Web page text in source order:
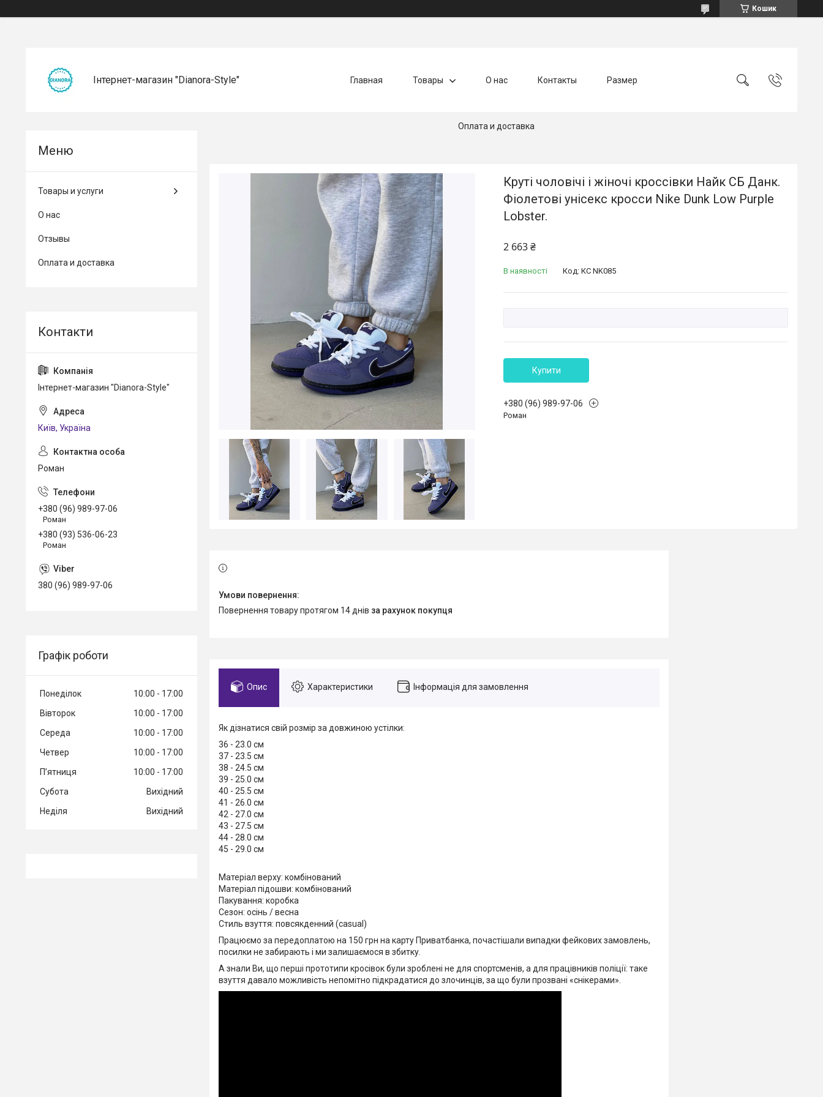
Кошик
Інтернет-магазин "Dianora-Style" Главная Товары О нас Контакты Размер
Оплата и доставка
Круті чоловічі і жіночі кроссівки Найк СБ Данк.
Фіолетові унісекс кросси Nike Dunk Low Purple
Lobster.
2 663 ₴
В наявності Код: КС NK085
Купити
+380 (96) 989-97-06
Роман
повернення товару протягом 14 днів за рахунок покупця
Опис Характеристики Інформація для замовлення
Як дізнатися свій розмір за довжиною устілки:
36 - 23.0 см
37 - 23.5 см
38 - 24.5 см
39 - 25.0 см
40 - 25.5 см
41 - 26.0 см
42 - 27.0 см
43 - 27.5 см
44 - 28.0 см
45 - 29.0 см
Матеріал верху: комбінований
Матеріал підошви: комбінований
Пакування: коробка
Сезон: осінь / весна
Стиль взуття: повсякденний (casual)
Працюємо за передоплатою на 150 грн на карту Приватбанка, почастішали випадки фейкових замовлень,
посилки не забирають і ми залишаємося в збитку.
А знали Ви, що перші прототипи кросівок були зроблені не для спортсменів, а для працівників поліції: таке
взуття давало можливість непомітно підкрадатися до злочинців, за що були прозвані «снікерами».
Товары и услуги
О нас
Отзывы
Оплата и доставка
Інтернет-магазин "Dianora-Style"
Київ, Україна
Роман
+380 (96) 989-97-06
Роман
+380 (93) 536-06-23
Роман
380 (96) 989-97-06
Графік роботи
Понеділок 10:00
17:00
Вівторок
10:00
17:00
Середа
10:00
17:00
Четвер
10:00
17:00
Пʼятниця
10:00
17:00
Субота
Вихідний
Неділя
Вихідний